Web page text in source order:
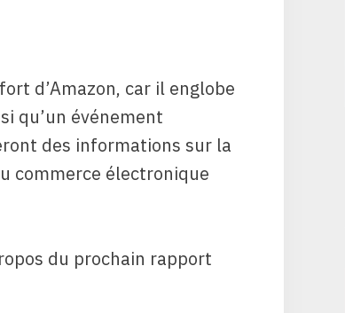
d’Amazon, car il englobe
qu’un événement
des informations sur la
commerce électronique
du prochain rapport